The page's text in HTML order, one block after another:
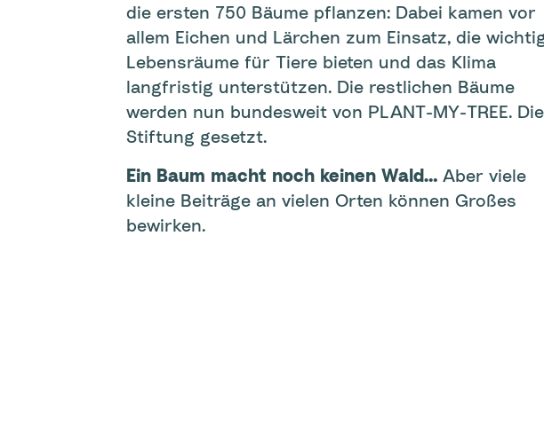
die ersten 750 Bäume pflanzen: Dabei kamen vor
allem Eichen und Lärchen zum Einsatz, die
Lebensräume für Tiere bieten und das Klima
langfristig unterstützen. Die restlichen Bäume
werden nun bundesweit von PLANT-MY-TREE. Die
Stiftung gesetzt.
Ein Baum macht noch keinen Wald… Aber viele
kleine Beiträge an vielen Orten können Großes
bewirken.